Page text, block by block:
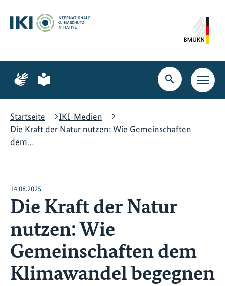
Hauptinhalt
springen
Suche
springen
Hauptnavigation
springen
Zur
Seite
Gebärdensprache
Zur
Seite
leichte
Suche
öffnen
Startseite
IKI-Medien
Die Kraft der Natur nutzen: Wie Gemeinschaften
dem…
14.08.2025
Die Kraft der Natur
nutzen: Wie
Gemeinschaften dem
Klimawandel begegnen